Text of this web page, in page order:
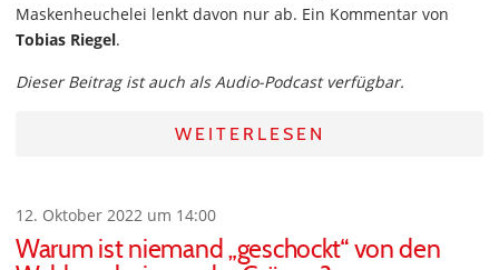
Maskenheuchelei lenkt davon nur ab. Ein Kommentar von
Tobias Riegel.
Dieser Beitrag ist auch als Audio-Podcast verfügbar.
WEITERLESEN
12. Oktober 2022 um 14:00
Warum ist niemand „geschockt“ von den